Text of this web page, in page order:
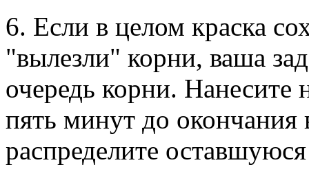
6. Если в целом краска
"вылезли" корни, ваша
очередь корни. Нанесите
пять минут до окончания
распределите